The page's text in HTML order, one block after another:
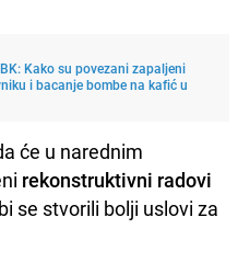
Kako su povezani zapaljeni
i bacanje bombe na kafić u
će u narednim
rekonstruktivni radovi
se stvorili bolji uslovi za